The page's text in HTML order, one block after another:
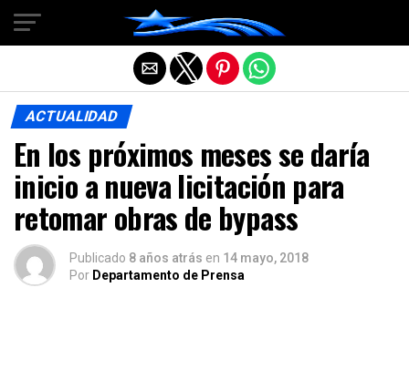
ACTUALIDAD
En los próximos meses se daría
inicio a nueva licitación para
retomar obras de bypass
Publicado 8 años atrás en 14 mayo, 2018
Por Departamento de Prensa
Salir de la versión móvil